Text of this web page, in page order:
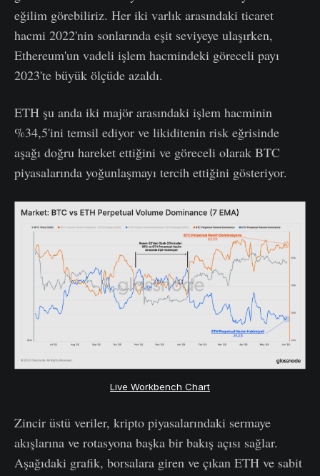
eğilim görebiliriz. Her iki varlık arasındaki ticaret
hacmi 2022'nin sonlarında eşit seviyeye ulaşırken,
Ethereum'un vadeli işlem hacmindeki göreceli payı
2023'te büyük ölçüde azaldı.
ETH şu anda iki majör arasındaki işlem hacminin
%34,5'ini temsil ediyor ve likiditenin risk eğrisinde
aşağı doğru hareket ettiğini ve göreceli olarak BTC
piyasalarında yoğunlaşmayı tercih ettiğini gösteriyor.
Live Workbench Chart
Zincir üstü veriler, kripto piyasalarındaki sermaye
akışlarına ve rotasyona başka bir bakış açısı sağlar.
Aşağıdaki grafik, borsalara giren ve çıkan ETH ve sabit